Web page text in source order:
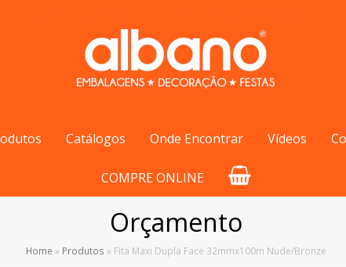
Catálogos Onde Encontrar Vídeos
COMPRE ONLINE
Orçamento
Home » Produtos » Fita Maxi Dupla Face 32mmx100m Nude/Bronze